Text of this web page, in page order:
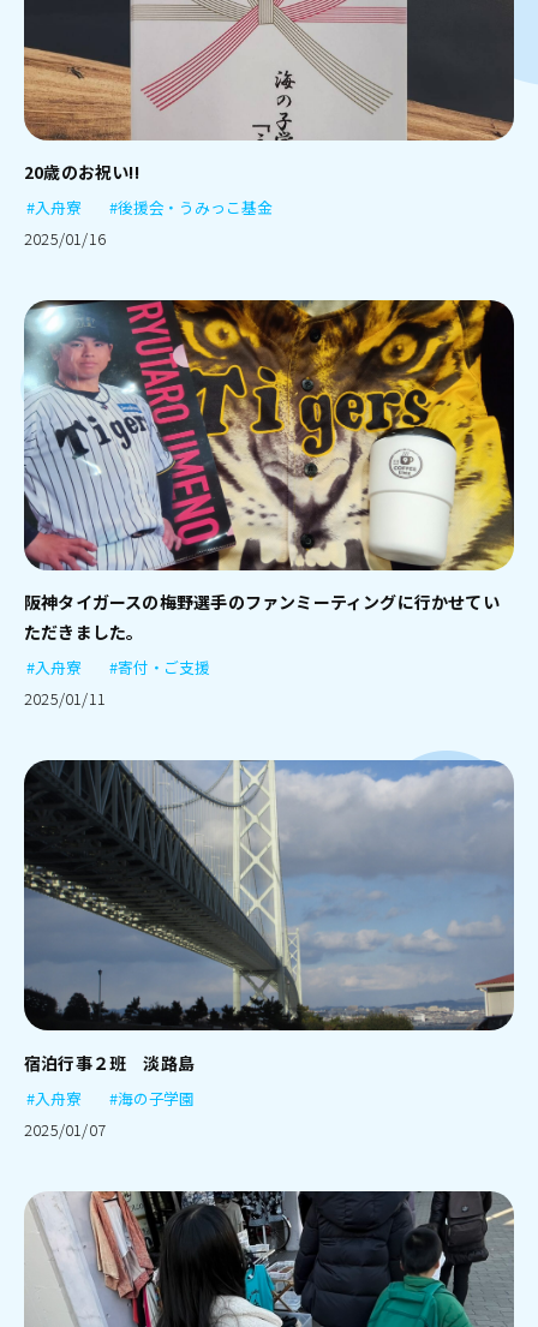
20歳のお祝い!!
#入舟寮
#後援会・うみっこ基金
2025/01/16
阪神タイガースの梅野選手のファンミーティングに行かせてい
ただきました。
#入舟寮
#寄付・ご支援
2025/01/11
宿泊行事２班 淡路島
#入舟寮
#海の子学園
2025/01/07